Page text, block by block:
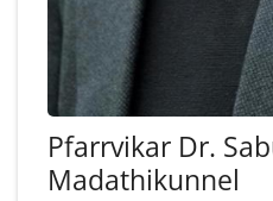
Pfarrvikar Dr.
Madathikunnel